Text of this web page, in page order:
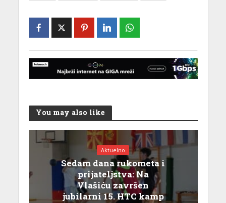
You may also like
Aktuelno
Sedam dana rukometa i
prijateljstva: Na
Vlašiću završen
jubilarni 15. HTC kamp